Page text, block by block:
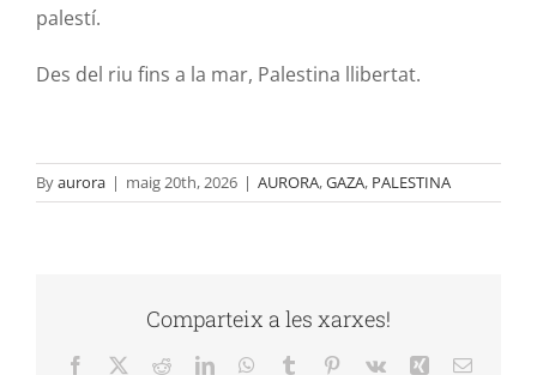
palestí.
Des del riu fins a la mar, Palestina llibertat.
Byaurora | maig 20th, 2026 | AURORA,GAZA, PALESTINA
Comparteix a les xarxes!
Facebook RedditLinkedInWhatsApp
Tumblr Pinterest
Vk Xing Email: